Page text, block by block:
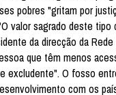
pobres "gritam por
valor sagrado deste tipo
da direcção da
que têm menos
excludente". O fosso
com os